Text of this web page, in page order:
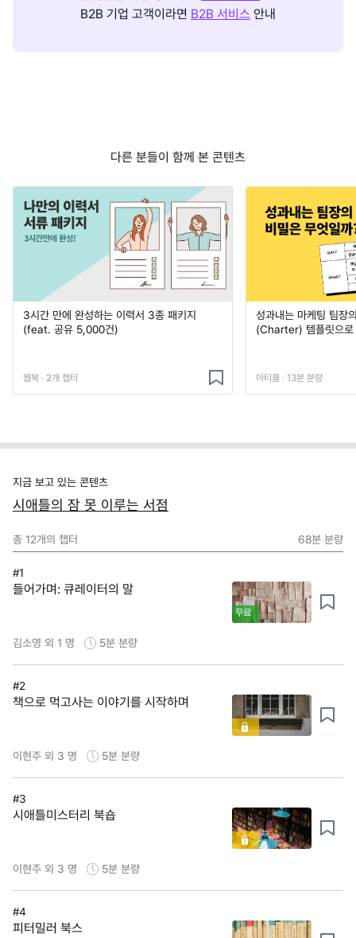
B2B 기업 고객이라면 B2B 서비스 안내
다른 분들이 함께 본 콘텐츠
3시간 만에 완성하는 이력서 3종 패키지
(feat. 공유 5,000건)
웹북 · 2개 챕터
성과내는 마케팅 팀장
(Charter) 템플릿으로
아티클 · 13분 분량
지금 보고 있는 콘텐츠
시애틀의 잠 못 이루는 서점
총 12개의 챕터 68분 분량
#1
들어가며: 큐레이터의 말
무료
김소영 외 1 명 5분 분량
#2
책으로 먹고사는 이야기를 시작하며
이현주 외 3 명 5분 분량
#3
시애틀미스터리 북숍
이현주 외 3 명 5분 분량
#4
피터밀러 북스